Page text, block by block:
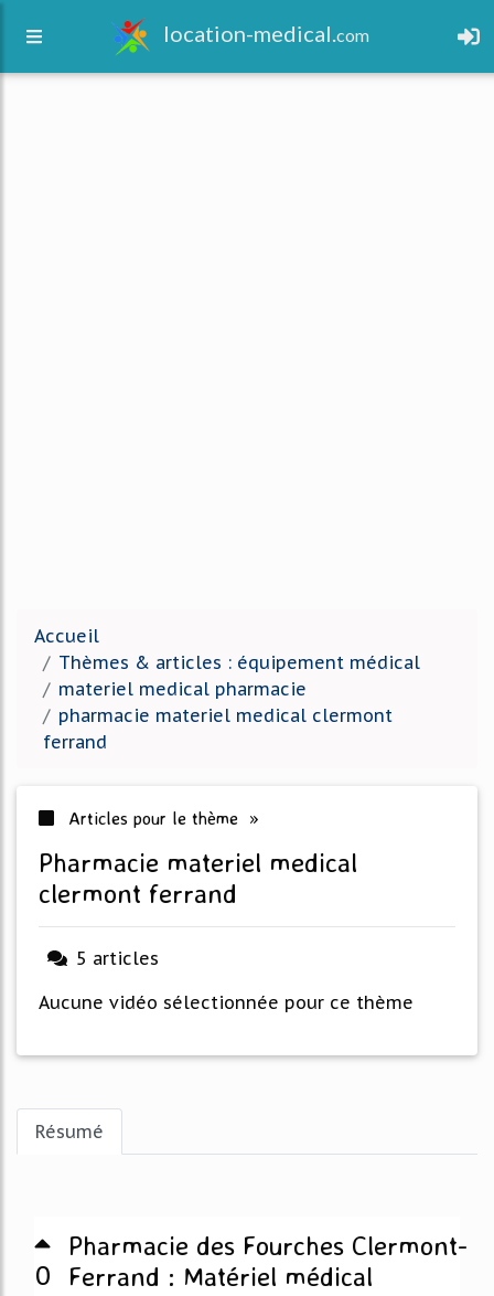
location-medical.com
Accueil
Thèmes & articles : équipement médical
materiel medical pharmacie
pharmacie materiel medical clermont
ferrand
Articles pour le thème »
pharmacie materiel medical
clermont ferrand
5 articles
Aucune vidéo sélectionnée pour ce thème
Résumé
0
Pharmacie des Fourches Clermont-
Ferrand : Matériel médical